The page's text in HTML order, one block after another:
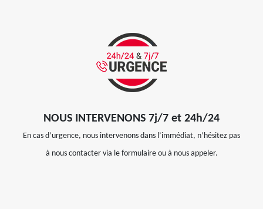
NOUS INTERVENONS 7j/7 et 24h/24
En cas d’urgence, nous intervenons dans l’immédiat, n’hésitez pas
à nous contacter via le formulaire ou à nous appeler.